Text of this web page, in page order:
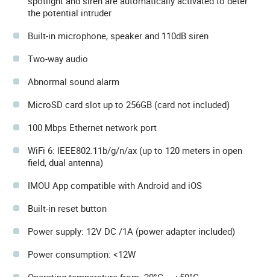
the potential intruder
Built-in microphone, speaker and 110dB siren
Two-way audio
Abnormal sound alarm
MicroSD card slot up to 256GB (card not included)
100 Mbps Ethernet network port
WiFi 6: IEEE802.11b/g/n/ax (up to 120 meters in open
field, dual antenna)
IMOU App compatible with Android and iOS
Built-in reset button
Power supply: 12V DC /1A (power adapter included)
Power consumption: <12W